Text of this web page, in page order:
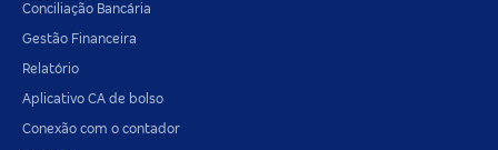
Conciliação Bancária
Gestão Financeira
Relatório
Aplicativo CA de bolso
Conexão com o contador